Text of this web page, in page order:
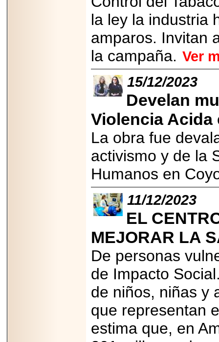
la ley la industria
amparos. Invitan
la campaña. Ver
15/12/2023
Develan
Violencia Acida
La obra fue
activismo y de la
Humanos en
11/12/2023
EL
MEJORAR LA
De personas
de Impacto
de niños, niñas y
que representan
estima que, en